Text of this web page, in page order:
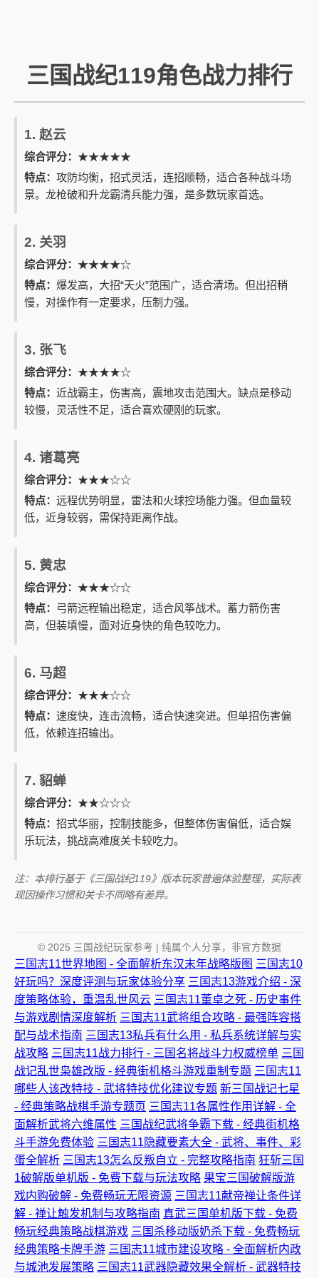
三国战纪119角色战力排行
1. 赵云
综合评分： ★★★★★
特点： 攻防均衡，招式灵活，连招顺畅，适合各种战斗场
景。龙枪破和升龙霸清兵能力强，是多数玩家首选。
2. 关羽
综合评分： ★★★★☆
特点： 爆发高，大招“天火”范围广，适合清场。但出招稍
慢，对操作有一定要求，压制力强。
3. 张飞
综合评分： ★★★★☆
特点： 近战霸主，伤害高，震地攻击范围大。缺点是移动
较慢，灵活性不足，适合喜欢硬刚的玩家。
4. 诸葛亮
综合评分： ★★★☆☆
特点： 远程优势明显，雷法和火球控场能力强。但血量较
低，近身较弱，需保持距离作战。
5. 黄忠
综合评分： ★★★☆☆
特点：
弓箭远程输出稳定，适合风筝战术。蓄力箭伤害
高，但装填慢，面对近身快的角色较吃力。
6. 马超
综合评分： ★★★☆☆
特点： 速度快，连击流畅，适合快速突进。但单招伤害偏
低，依赖连招输出。
7. 貂蝉
综合评分： ★★☆☆☆
特点： 招式华丽，控制技能多，但整体伤害偏低，适合娱
乐玩法，挑战高难度关卡较吃力。
注：本排行基于《三国战纪119》版本玩家普遍体验整理，实际表
现因操作习惯和关卡不同略有差异。
© 2025 三国战纪玩家参考 | 纯属个人分享，非官方数据
三国志11世界地图 - 全面解析东汉末年战略版图 三国志10
好玩吗？深度评测与玩家体验分享 三国志13游戏介绍 - 深
度策略体验，重温乱世风云 三国志11董卓之死 - 历史事件
与游戏剧情深度解析 三国志11武将组合攻略 - 最强阵容搭
配与战术指南 三国志13私兵有什么用 - 私兵系统详解与实
战攻略 三国志11战力排行 - 三国名将战斗力权威榜单 三国
战记乱世枭雄改版 - 经典街机格斗游戏重制专题 三国志11
哪些人该改特技 - 武将特技优化建议专题 新三国战记七星
- 经典策略战棋手游专题页 三国志11各属性作用详解 - 全
面解析武将六维属性 三国战纪武将争霸下载 - 经典街机格
斗手游免费体验 三国志11隐藏要素大全 - 武将、事件、彩
蛋全解析 三国志13怎么反叛自立 - 完整攻略指南 狂斩三国
1破解版单机版 - 免费下载与玩法攻略 果宝三国破解版游
戏内购破解 - 免费畅玩无限资源 三国志11献帝禅让条件详
解 - 禅让触发机制与攻略指南 真武三国单机版下载 - 免费
畅玩经典策略战棋游戏 三国杀移动版奶杀下载 - 免费畅玩
经典策略卡牌手游 三国志11城市建设攻略 - 全面解析内政
与城池发展策略 三国志11武器隐藏效果全解析 - 武器特技